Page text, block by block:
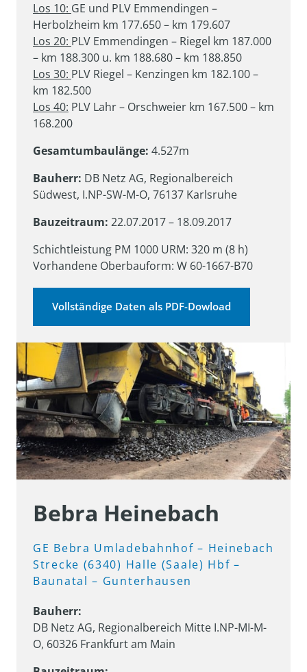
Los 10: GE und PLV Emmendingen –
Los 20: PLV Emmendingen – Riegel km 187.000
Los 30: PLV Riegel – Kenzingen km 182.100 –
Los 40: PLV Lahr – Orschweier km 167.500 – km
168.200
Gesamtumbaulänge: 4.527m
Bauherr: DB Netz AG, Regionalbereich
Südwest, I.NP-SW-M-O, 76137 Karlsruhe
Bauzeitraum: 22.07.2017 – 18.09.2017
Schichtleistung PM 1000 URM: 320 m (8 h)
Vorhandene Oberbauform: W 60-1667-B70
Vollständige Daten als PDF-Dowload
Bebra Heinebach
GE Bebra Umladebahnhof – Heinebach
Strecke (6340) Halle (Saale) Hbf
Baunatal – Gunterhausen
DB Netz AG, Regionalbereich Mitte I.NP-MI-M-
O, 60326 Frankfurt am Main